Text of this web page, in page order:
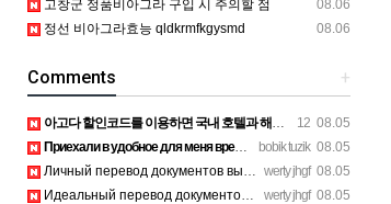
08.06
고창군 정품비아그라 구입 시 주의할 점
08.06
정선 비아그라효능 qldkrmfkgysmd
+
Comments
12 08.05
아고다 할인코드를 이용하면 국내 호텔과 해외 숙소를 예약할 때 숙박비를 더욱 알뜰하게 줄일 수 있습니다. 현…
bobik tuzik 08.05
Приехали в удобное для меня время после работы, спасибо за г…
werty jhgf 08.05
Личный перевод документов выполнили без помарок и опечаток. …
werty jhgf 08.05
Идеальный перевод документов для участия в международном тен…